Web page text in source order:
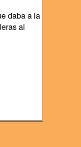
daba a la
al